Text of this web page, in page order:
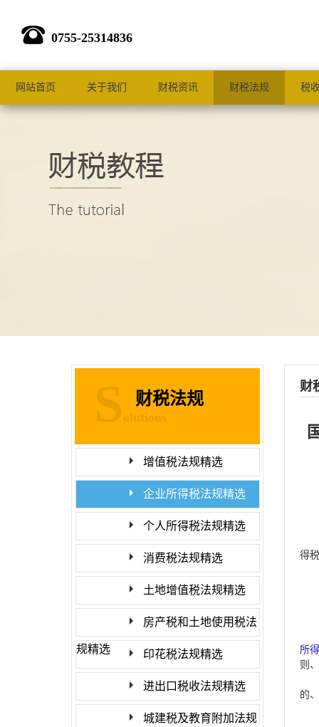
0755-25314836
网站首页 关于我们 财税资讯 财税法规 税
财税法规
S olutions
增值税法规精选
企业所得税法规精选
个人所得税法规精选
消费税法规精选
土地增值税法规精选
房产税和土地使用税法
规精选 印花税法规精选
进出口税收法规精选
城建税及教育附加法规
财
得
所
则
的